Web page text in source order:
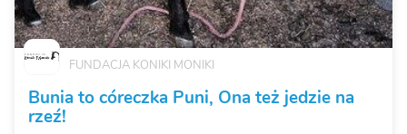
FUNDACJA KONIKI MONIKI
Bunia to córeczka Puni, Ona też jedzie na
rzeź!